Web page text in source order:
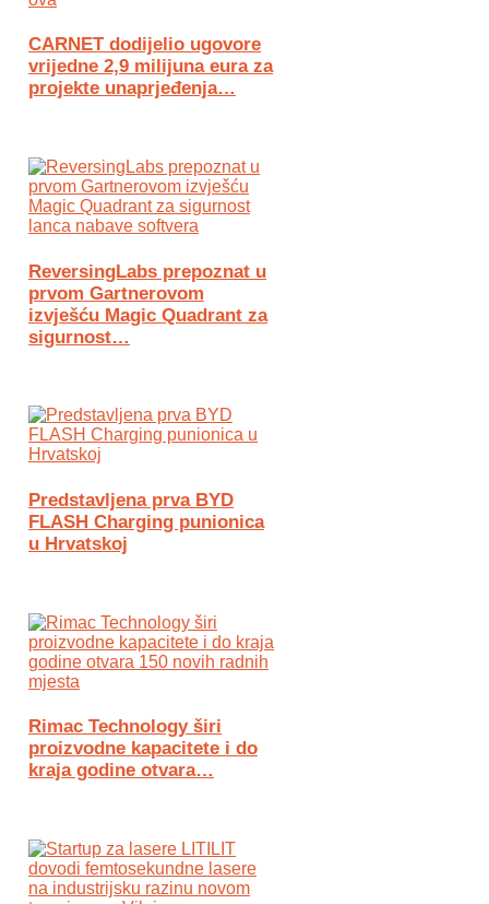
CARNET dodijelio ugovore
vrijedne 2,9 milijuna eura za
projekte unaprjeđenja…
ReversingLabs prepoznat u
prvom Gartnerovom
izvješću Magic Quadrant za
sigurnost…
Predstavljena prva BYD
FLASH Charging punionica
u Hrvatskoj
Rimac Technology širi
proizvodne kapacitete i do
kraja godine otvara…